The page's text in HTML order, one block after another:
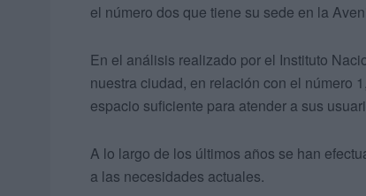
el número dos que tiene su sede en la
En el análisis realizado por el Instituto
nuestra ciudad, en relación con el número
espacio suficiente para atender a sus
A lo largo de los últimos años se han
a las necesidades actuales.